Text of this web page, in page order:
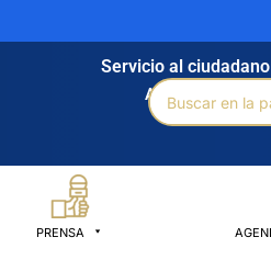
Agendamiento
Servicio al ciudadano
Buscar
por:
PRENSA